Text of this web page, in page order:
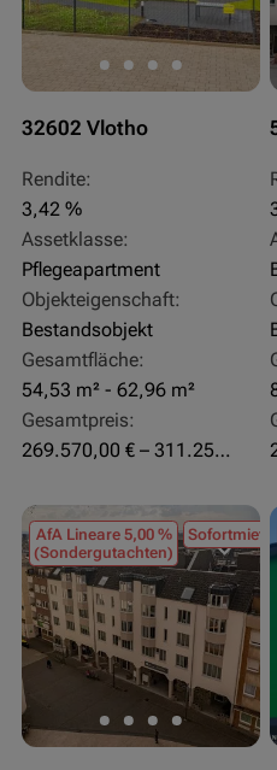
32602 Vlotho
Rendite:
3,42 %
Assetklasse:
Pflegeapartment
Objekteigenschaft:
Bestandsobjekt
Gesamtfläche:
54,53 m² - 62,96 m²
Gesamtpreis:
269.570,00 € – 311.250,00 €
AfA Lineare 5,00 %
(Sondergutachten)
Sofortmiete